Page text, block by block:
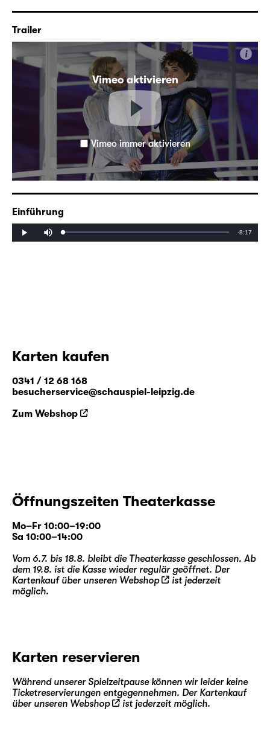
Trailer
Vimeo aktivieren
i
Vimeo immer aktivieren
Einführung
Play Loaded:
Progress:
Remaining
-8:17
Karten kaufen
0341 / 12 68 168
besucherservice@schauspiel-leipzig.de
Zum Webshop
Öffnungszeiten Theaterkasse
Mo–Fr 10:00–19:00
Sa 10:00–14:00
Vom 6.7. bis 18.8. bleibt die Theaterkasse geschlossen. Ab
dem 19.8. ist die Kasse wieder regulär geöffnet. Der
Kartenkauf über unseren Webshop
ist jederzeit
möglich.
Karten reservieren
Während unserer Spielzeitpause können wir leider keine
Ticketreservierungen entgegennehmen. Der Kartenkauf
über unseren Webshop ist jederzeit möglich.